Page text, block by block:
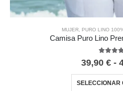
MUJER PURO LINO
Camisa Puro Lino
39,90 € -
SELECCIONAR